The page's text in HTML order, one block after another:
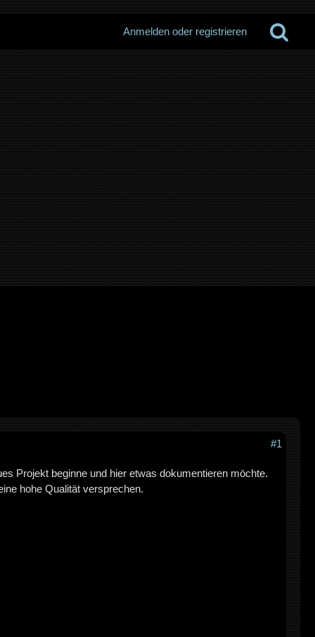
Anmelden oder registrieren
#1
Projekt beginne und hier etwas dokumentieren möchte.
hohe Qualität versprechen.